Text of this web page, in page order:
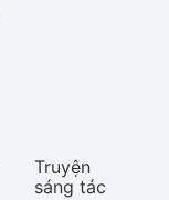
Truyện
sáng tác